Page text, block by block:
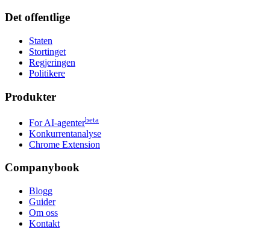
Det offentlige
Staten
Stortinget
Regjeringen
Politikere
Produkter
For AI-agenterbeta
Konkurrentanalyse
Chrome Extension
Companybook
Blogg
Guider
Om oss
Kontakt